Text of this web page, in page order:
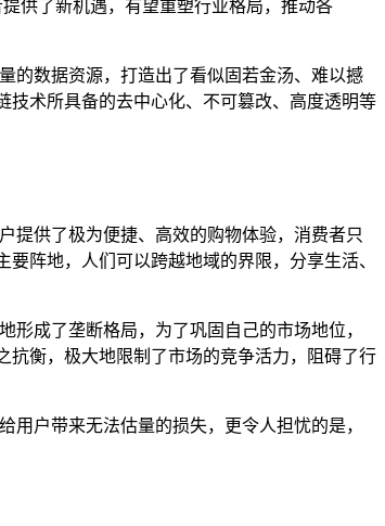
供了新机遇，有望重塑行业格局，推动各
的数据资源，打造出了看似固若金汤、难以撼
技术所具备的去中心化、不可篡改、高度透明等
提供了极为便捷、高效的购物体验，消费者只
阵地，人们可以跨越地域的界限，分享生活、
成了垄断格局，为了巩固自己的市场地位，
抗衡，极大地限制了市场的竞争活力，阻碍了行
户带来无法估量的损失，更令人担忧的是，